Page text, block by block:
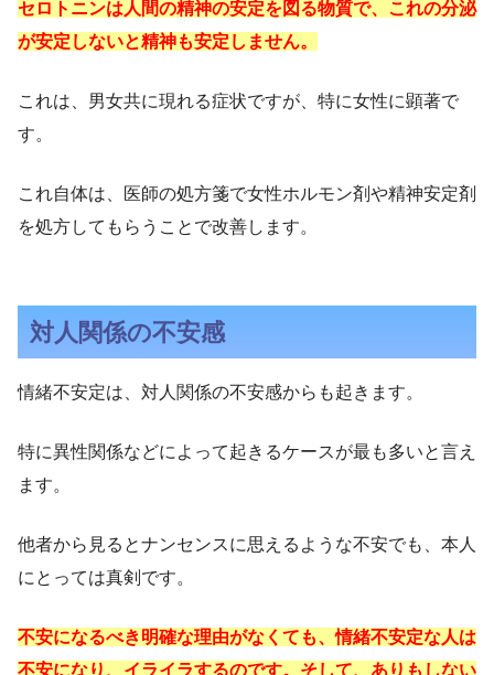
セロトニンは人間の精神の安定を図る物質で、これの分泌
が安定しないと精神も安定しません。
これは、男女共に現れる症状ですが、特に女性に顕著で
す。
これ自体は、医師の処方箋で女性ホルモン剤や精神安定剤
を処方してもらうことで改善します。
対人関係の不安感
情緒不安定は、対人関係の不安感からも起きます。
特に異性関係などによって起きるケースが最も多いと言え
ます。
他者から見るとナンセンスに思えるような不安でも、本人
にとっては真剣です。
不安になるべき明確な理由がなくても、情緒不安定な人は
不安になり、イライラするのです。そして、ありもしない